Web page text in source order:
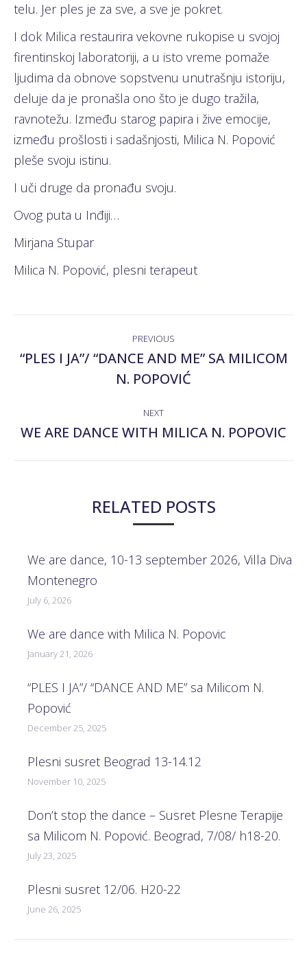
telu. Jer ples je za sve, a sve je pokret.
I dok Milica restaurira vekovne rukopise u svojoj
firentinskoj laboratoriji, a u isto vreme pomaže
ljudima da obnove sopstvenu unutrašnju istoriju,
deluje da je pronašla ono što je dugo tražila,
ravnotežu. Između starog papira i žive emocije,
između prošlosti i sadašnjosti, Milica N. Popović
pleše svoju istinu.
I uči druge da pronađu svoju.
Ovog puta u Inđiji…
Mirjana Stupar
Milica N. Popović, plesni terapeut
NAVIGATION
PREVIOUS
Previous
“PLES I JA”/ “DANCE AND ME” SA MILICOM
N. POPOVIĆ
NEXT
Next
WE ARE DANCE WITH MILICA N. POPOVIC
RELATED POSTS
We are dance, 10-13 september 2026, Villa Diva
Montenegro
July 6, 2026
We are dance with Milica N. Popovic
January 21, 2026
“PLES I JA”/ “DANCE AND ME” sa Milicom N.
Popović
December 25, 2025
Plesni susret Beograd 13-14.12
November 10, 2025
Don’t stop the dance – Susret Plesne Terapije
sa Milicom N. Popović. Beograd, 7/08/ h18-20.
July 23, 2025
Plesni susret 12/06. H20-22
June 26, 2025